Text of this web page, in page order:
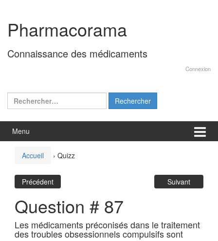
contenu
menu
principal
Pharmacorama
Connaissance des médicaments
Connexion
Rechercher :
Menu
Accueil › Quizz
Précédent Suivant
Question # 87
Les médicaments préconisés dans le traitement
des troubles obsessionnels compulsifs sont